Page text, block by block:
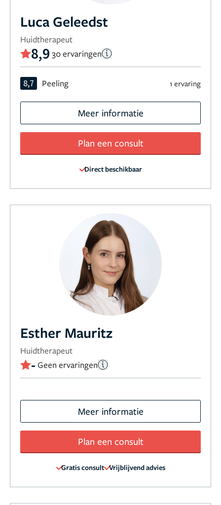
Luca Geleedst
Huidtherapeut
8,9 30 ervaringen
8,7 Peeling 1 ervaring
Meer informatie
Plan een consult
Direct beschikbaar
Esther Mauritz
Huidtherapeut
- Geen ervaringen
Meer informatie
Plan een consult
Gratis consult Vrijblijvend advies